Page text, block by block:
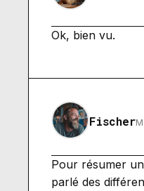
Ok, bien vu.
Fischer
Pour résumer
parlé des